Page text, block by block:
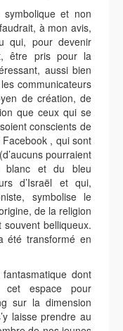
et non
à mon avis,
qui, pour devenir
être pris pour la
aussi bien
communicateurs
de création, de
que ceux qui se
conscients de
, qui sont
pourraient
blanc et du bleu
d’Israël et qui,
symbolise le
de la religion
belliqueux.
été transformé en
dont
cet espace pour
sur la dimension
laisse prendre au